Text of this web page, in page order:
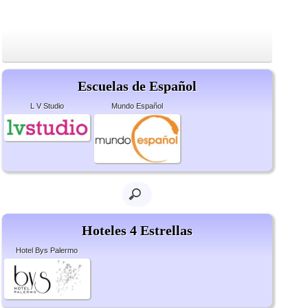
Escuelas de Español
L V Studio Mundo Español
Hoteles 4 Estrellas
Hotel Bys Palermo